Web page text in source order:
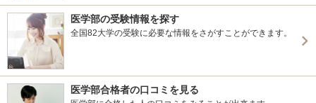
医学部の受験情報を探す
全国82大学の受験に必要な情報をさがすことができます。
医学部合格者の口コミを見る